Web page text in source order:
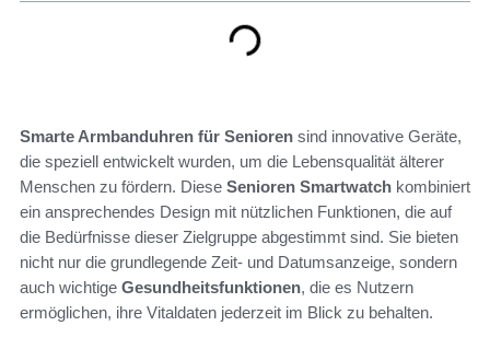
Smarte Armbanduhren für Senioren sind innovative Geräte,
die speziell entwickelt wurden, um die Lebensqualität älterer
Menschen zu fördern. Diese Senioren Smartwatch kombiniert
ein ansprechendes Design mit nützlichen Funktionen, die auf
die Bedürfnisse dieser Zielgruppe abgestimmt sind. Sie bieten
nicht nur die grundlegende Zeit- und Datumsanzeige, sondern
auch wichtige Gesundheitsfunktionen, die es Nutzern
ermöglichen, ihre Vitaldaten jederzeit im Blick zu behalten.